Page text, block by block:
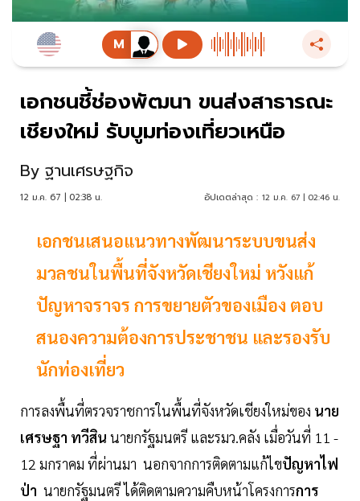
เอกชนชี้ช่องพัฒนา ขนส่งสาธารณะ
เชียงใหม่ รับบูมท่องเที่ยวเหนือ
By ฐานเศรษฐกิจ
12 ม.ค. 67 | 02:38 น. อัปเดตล่าสุด : 12 ม.ค. 67 | 02:46 น.
เอกชนเสนอแนวทางพัฒนาระบบขนส่ง
มวลชนในพื้นที่จังหวัดเชียงใหม่ หวังแก้
ปัญหาจราจร การขยายตัวของเมือง ตอบ
สนองความต้องการประชาชน และรองรับ
นักท่องเที่ยว
การลงพื้นที่ตรวจราชการในพื้นที่จังหวัดเชียงใหม่ของ นาย
เศรษฐา ทวีสิน นายกรัฐมนตรี และรมว.คลัง เมื่อวันที่ 11 -
12 มกราคม ที่ผ่านมา นอกจากการติดตามแก้ไขปัญหาไฟ
ป่า นายกรัฐมนตรี ได้ติดตามความคืบหน้าโครงการการ